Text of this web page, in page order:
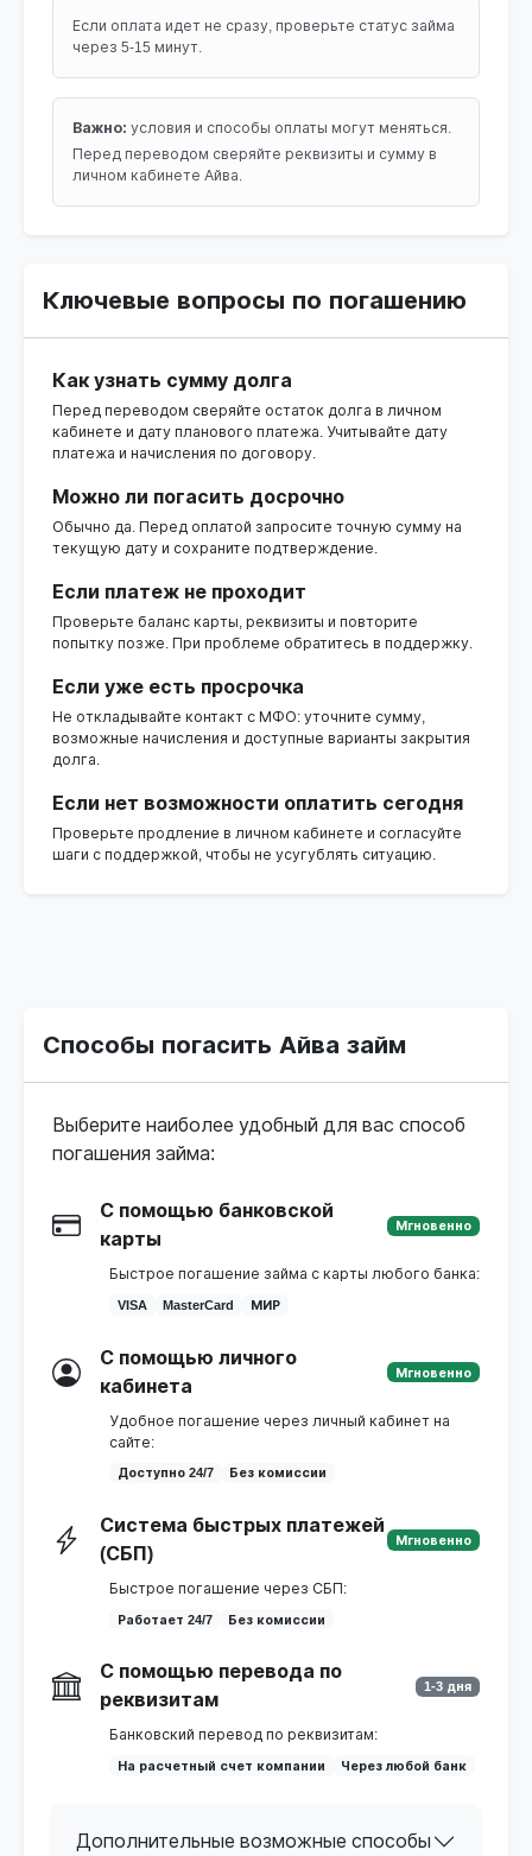
Если оплата идет не сразу, проверьте статус займа
через 5-15 минут.
Важно: условия и способы оплаты могут меняться.
Перед переводом сверяйте реквизиты и сумму в
личном кабинете Айва.
Ключевые вопросы по погашению
Как узнать сумму долга
Перед переводом сверяйте остаток долга в личном
кабинете и дату планового платежа. Учитывайте дату
платежа и начисления по договору.
Можно ли погасить досрочно
Обычно да. Перед оплатой запросите точную сумму на
текущую дату и сохраните подтверждение.
Если платеж не проходит
Проверьте баланс карты, реквизиты и повторите
попытку позже. При проблеме обратитесь в поддержку.
Если уже есть просрочка
Не откладывайте контакт с МФО: уточните сумму,
возможные начисления и доступные варианты закрытия
долга.
Если нет возможности оплатить сегодня
Проверьте продление в личном кабинете и согласуйте
шаги с поддержкой, чтобы не усугублять ситуацию.
Способы погасить Айва займ
Выберите наиболее удобный для вас способ
погашения займа:
С помощью банковской
карты
Мгновенно
Быстрое погашение займа с карты любого банка:
VISA MasterCard МИР
С помощью личного
кабинета
Мгновенно
Удобное погашение через личный кабинет на
сайте:
Доступно 24/7 Без комиссии
Система быстрых платежей
(СБП)
Мгновенно
Быстрое погашение через СБП:
Работает 24/7 Без комиссии
С помощью перевода по
реквизитам
1-3 дня
Банковский перевод по реквизитам:
На расчетный счет компании Через любой банк
Дополнительные возможные способы